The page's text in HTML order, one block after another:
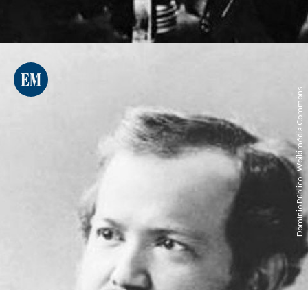
Domínio Público - Woikimédia Commons